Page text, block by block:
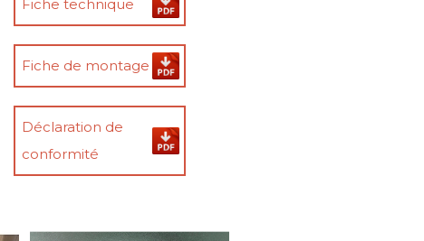
Fiche technique
Fiche de montage
Déclaration de
conformité